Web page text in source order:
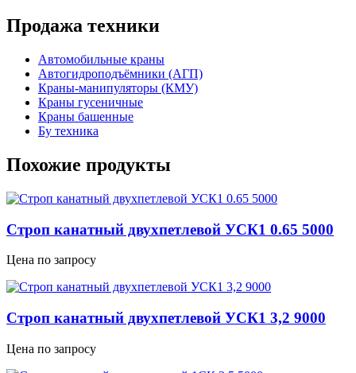
Продажа техники
Автомобильные краны
Автогидроподъёмники (АГП)
Краны-манипуляторы (КМУ)
Краны гусеничные
Краны башенные
Бу техника
Похожие продукты
Строп канатный двухпетлевой УСК1 0.65 5000
Цена по запросу
Строп канатный двухпетлевой УСК1 3,2 9000
Цена по запросу